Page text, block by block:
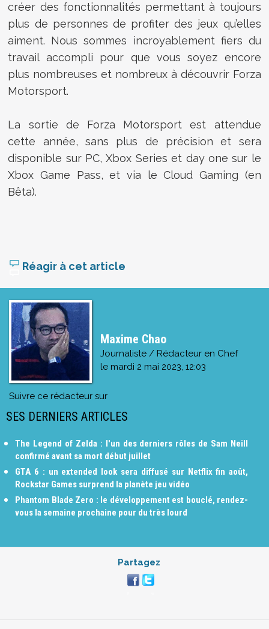
créer des fonctionnalités permettant à toujours
plus de personnes de profiter des jeux qu’elles
aiment. Nous sommes incroyablement fiers du
travail accompli pour que vous soyez encore
plus nombreuses et nombreux à découvrir Forza
Motorsport.
La sortie de Forza Motorsport est attendue
cette année, sans plus de précision et sera
disponible sur PC, Xbox Series et day one sur le
Xbox Game Pass, et via le Cloud Gaming (en
Bêta).
Réagir à cet article
Maxime Chao
Journaliste / Rédacteur en Chef
le mardi 2 mai 2023, 12:03
Suivre ce rédacteur sur
SES DERNIERS ARTICLES
The Legend of Zelda : l'un des derniers rôles de Sam Neill
confirmé avant sa mort début juillet
GTA 6 : un extended look sera diffusé sur Netflix fin août,
Rockstar Games surprend la planète jeu vidéo
Phantom Blade Zero : le développement est bouclé, rendez-
vous la semaine prochaine pour du très lourd
Partagez